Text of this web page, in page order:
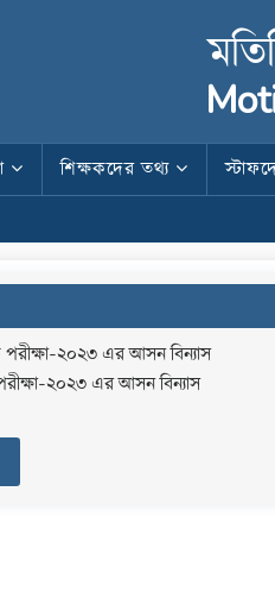
শিক্ষকদের তথ্য
২০২৩ এর আসন বিন্যাস
২০২৩ এর আসন বিন্যাস